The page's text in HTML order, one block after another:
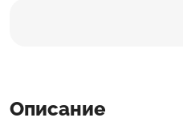
Описание